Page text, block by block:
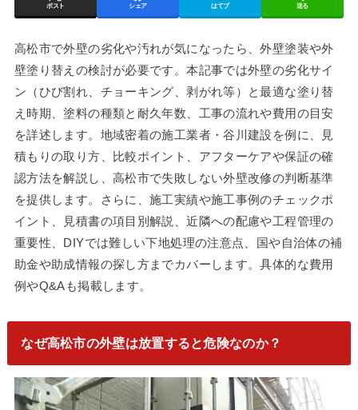
ポスト シェア はてブ 送る
高松市で外壁の劣化や汚れが気になったら、外壁塗装や外
壁塗り替えの検討が必要です。本記事では外壁の劣化サイ
ン（ひび割れ、チョーキング、剥がれ等）と最適な塗り替
え時期、塗料の種類と耐久年数、工事の流れや費用の目安
を詳述します。地域密着の施工業者・谷川建設を例に、見
積もりの取り方、比較ポイント、アフターケアや保証の確
認方法を解説し、高松市で失敗しない外壁改修の判断基準
を提供します。さらに、施工実績や施工事例のチェックポ
イント、見積書の項目別解説、近隣への配慮や工程管理の
重要性、DIYでは難しい下地処理の注意点、国や自治体の補
助金や助成情報の探し方までカバーします。具体的な費用
例やQ&Aも掲載します。
なぜ高松市の外壁は放置すると危険なのか？